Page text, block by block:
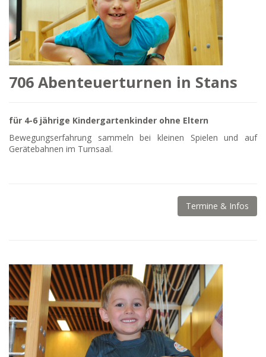
706 Abenteuerturnen in Stans
für 4-6 jährige Kindergartenkinder ohne Eltern
Bewegungserfahrung sammeln bei kleinen Spielen und auf
Gerätebahnen im Turnsaal.
Termine & Infos